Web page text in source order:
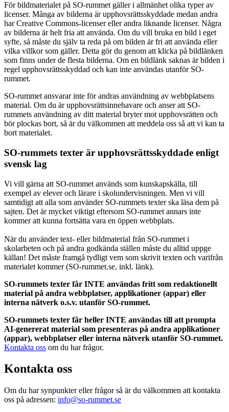
För bildmaterialet på SO-rummet gäller i allmänhet olika typer av
licenser. Många av bilderna är upphovsrättsskyddade medan andra
har Creative Commons-licenser eller andra liknande licenser. Några
av bilderna är helt fria att använda. Om du vill bruka en bild i eget
syfte, så måste du själv ta reda på om bilden är fri att använda eller
vilka villkor som gäller. Detta gör du genom att klicka på bildlänken
som finns under de flesta bilderna. Om en bildlänk saknas är bilden i
regel upphovsrättsskyddad och kan inte användas utanför SO-
rummet.
SO-rummet ansvarar inte för andras användning av webbplatsens
material. Om du är upphovsrättsinnehavare och anser att SO-
rummets användning av ditt material bryter mot upphovsrätten och
bör plockas bort, så är du välkommen att meddela oss så att vi kan ta
bort materialet.
SO-rummets texter är upphovsrättsskyddade enligt
svensk lag
Vi vill gärna att SO-rummet används som kunskapskälla, till
exempel av elever och lärare i skolundervisningen. Men vi vill
samtidigt att alla som använder SO-rummets texter ska läsa dem på
sajten. Det är mycket viktigt eftersom SO-rummet annars inte
kommer att kunna fortsätta vara en öppen webbplats.
När du använder text- eller bildmaterial från SO-rummet i
skolarbeten och på andra godkända ställen måste du alltid uppge
källan! Det måste framgå tydligt vem som skrivit texten och varifrån
materialet kommer (SO-rummet.se, inkl. länk).
SO-rummets texter får INTE användas fritt som redaktionellt
material på andra webbplatser, applikationer (appar) eller
interna nätverk o.s.v. utanför SO-rummet.
SO-rummets texter får heller INTE användas till att prompta
AI-genererat material som presenteras på andra applikationer
(appar), webbplatser eller interna nätverk utanför SO-rummet.
Kontakta oss om du har frågor.
Kontakta oss
Om du har synpunkter eller frågor så är du välkommen att kontakta
oss på adressen: info@so-rummet.se